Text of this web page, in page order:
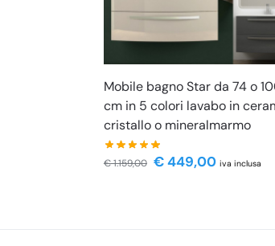
Mobile bagno Star da 74 o
cm in 5 colori lavabo in
cristallo o mineralmarmo
€1.159,00 €449,00 iva inclusa